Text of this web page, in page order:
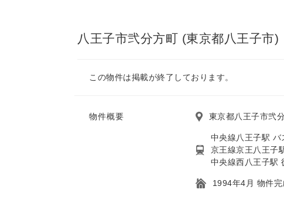
八王子市弐分方町 (東京都八王子市)
この物件は掲載が終了しております。
物件概要 東京都八王子市弐
中央線八王子駅
京王線京王八王子
中央線西八王子駅
1994年4月 物件完